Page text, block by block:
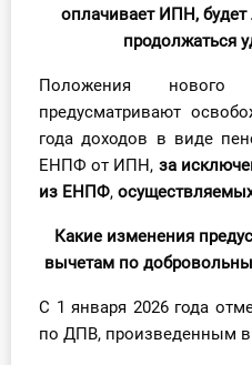
оплачивает ИПН, будет
продолжаться
Положения нового
предусматривают
года доходов в виде
ЕНПФ от ИПН, за
из ЕНПФ,
Какие изменения
вычетам по
С 1 января 2026 года
по ДПВ, произведенным